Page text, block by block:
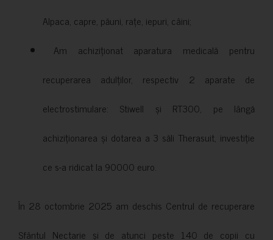
Alpaca, capre, păuni, rațe, iepuri, câini;
Am achiziționat aparatura medicală pentru
recuperarea adulților, respectiv 2 aparate de
electrostimulare: Stiwell și RT300, pe lângă
achiziționarea și dotarea a 3 săli Therasuit, investiție
ce s-a ridicat la 90000 euro.
În 28 octombrie 2025 am deschis Centrul de recuperare
Sfântul Nectarie și de atunci peste 140 de copii cu